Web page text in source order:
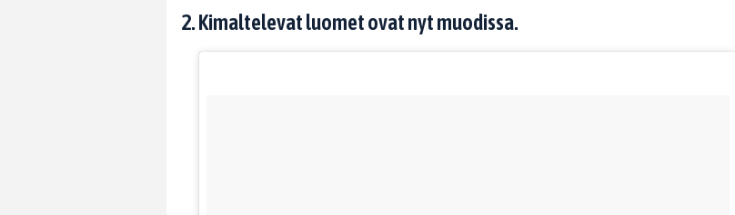
2. Kimaltelevat luomet ovat nyt muodissa.